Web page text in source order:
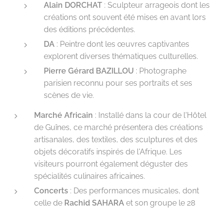
Alain DORCHAT : Sculpteur arrageois dont les
créations ont souvent été mises en avant lors
des éditions précédentes.
DA : Peintre dont les œuvres captivantes
explorent diverses thématiques culturelles.
Pierre Gérard BAZILLOU : Photographe
parisien reconnu pour ses portraits et ses
scènes de vie.
Marché Africain : Installé dans la cour de l'Hôtel
de Guînes, ce marché présentera des créations
artisanales, des textiles, des sculptures et des
objets décoratifs inspirés de l'Afrique. Les
visiteurs pourront également déguster des
spécialités culinaires africaines.
Concerts : Des performances musicales, dont
celle de Rachid SAHARA et son groupe le 28